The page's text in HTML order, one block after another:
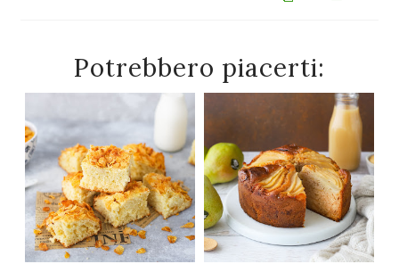
Potrebbero piacerti: